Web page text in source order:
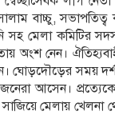
বাচ্চু, সভাপতিত্ব
মেলা কমিটির
অংশ নেন।
ঘোড়দৌড়ের সময়
আসেন।
সাজিয়ে মেলায়